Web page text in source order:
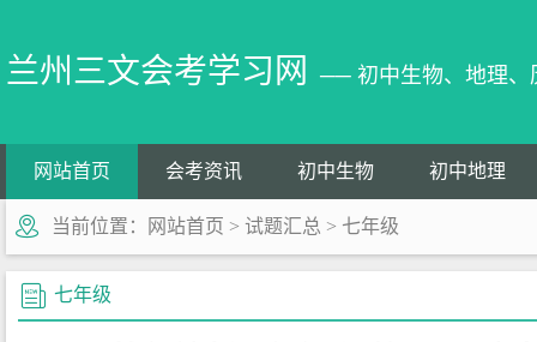
兰州三文会考学习网 ── 初中生物、地理、
网站首页 会考资讯 初中生物 初中地理
当前位置： 网站首页 > 试题汇总 > 七年级
七年级